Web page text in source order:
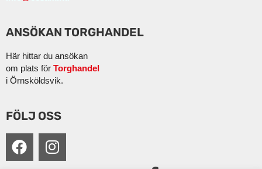
ANSÖKAN TORGHANDEL
Här hittar du ansökan
om plats för Torghandel
i Örnsköldsvik.
FÖLJ OSS